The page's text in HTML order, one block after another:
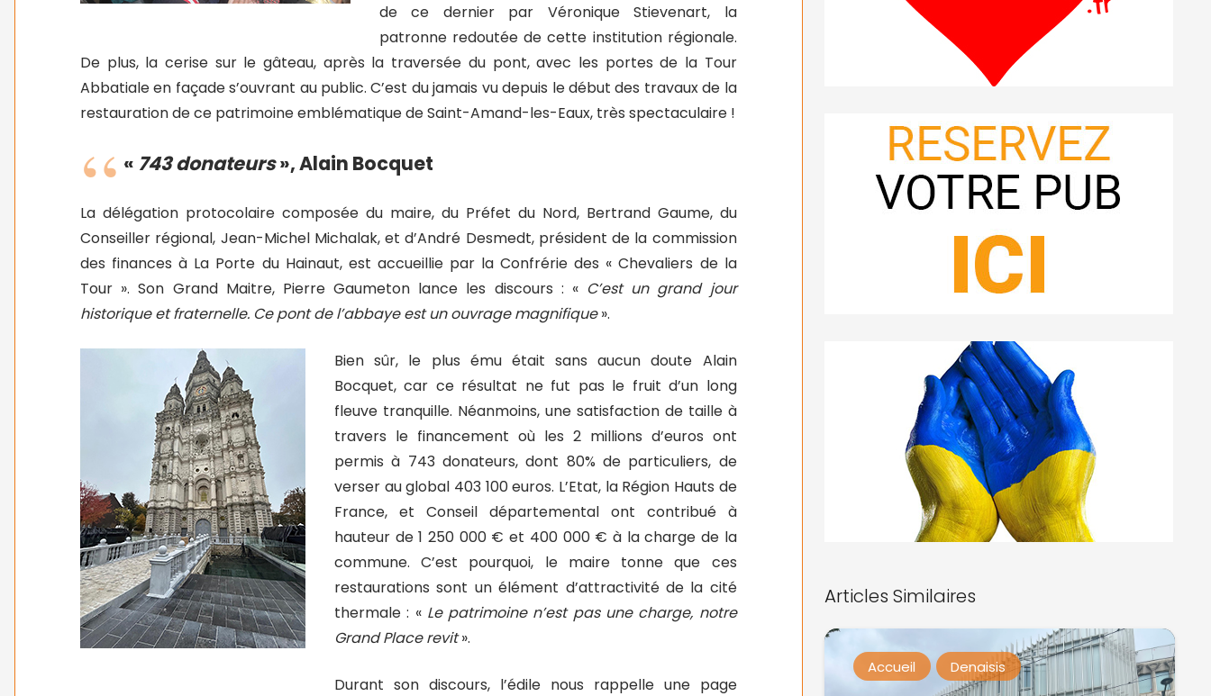
de ce dernier par Véronique Stievenart, la
patronne redoutée de cette institution régionale.
De plus, la cerise sur le gâteau, après la traversée du pont, avec les portes de la Tour
Abbatiale en façade s’ouvrant au public. C’est du jamais vu depuis le début des travaux de la
restauration de ce patrimoine emblématique de Saint-Amand-les-Eaux, très spectaculaire !
« 743 donateurs», Alain Bocquet
La délégation protocolaire composée du maire, du Préfet du Nord, Bertrand Gaume, du
Conseiller régional, Jean-Michel Michalak, et d’André Desmedt, président de la commission
des finances à La Porte du Hainaut, est accueillie par la Confrérie des « Chevaliers de la
Tour ». Son Grand Maitre, Pierre Gaumeton lance les discours : « C’est un grand jour
historique et fraternelle. Ce pont de l’abbaye est un ouvrage magnifique».
Bien sûr, le plus ému était sans aucun doute Alain
Bocquet, car ce résultat ne fut pas le fruit d’un long
fleuve tranquille. Néanmoins, une satisfaction de taille à
travers le financement où les 2 millions d’euros ont
permis à 743 donateurs, dont 80% de particuliers, de
verser au global 403 100 euros. L’Etat, la Région Hauts de
France, et Conseil départemental ont contribué à
hauteur de 1 250 000 € et 400 000 € à la charge de la
commune. C’est pourquoi, le maire tonne que ces
restaurations sont un élément d’attractivité de la cité
thermale : « Le patrimoine n’est pas une charge, notre
Grand Place revit».
Durant son discours, l’édile nous rappelle une page
Articles Similaires
Accueil Denaisis